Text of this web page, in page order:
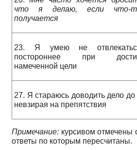
что я делаю, если что-
получается
23. Я умею не
постороннее при
намеченной цели
27. Я стараюсь доводить дело до
невзирая на препятствия
Примечание: курсивом отмечены
ответы по которым пересчитаны.